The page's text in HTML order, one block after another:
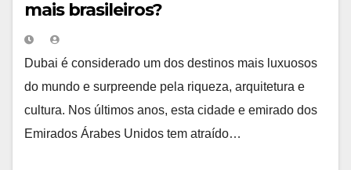
mais brasileiros?
Dubai é considerado um dos destinos mais luxuosos
do mundo e surpreende pela riqueza, arquitetura e
cultura. Nos últimos anos, esta cidade e emirado dos
Emirados Árabes Unidos tem atraído…